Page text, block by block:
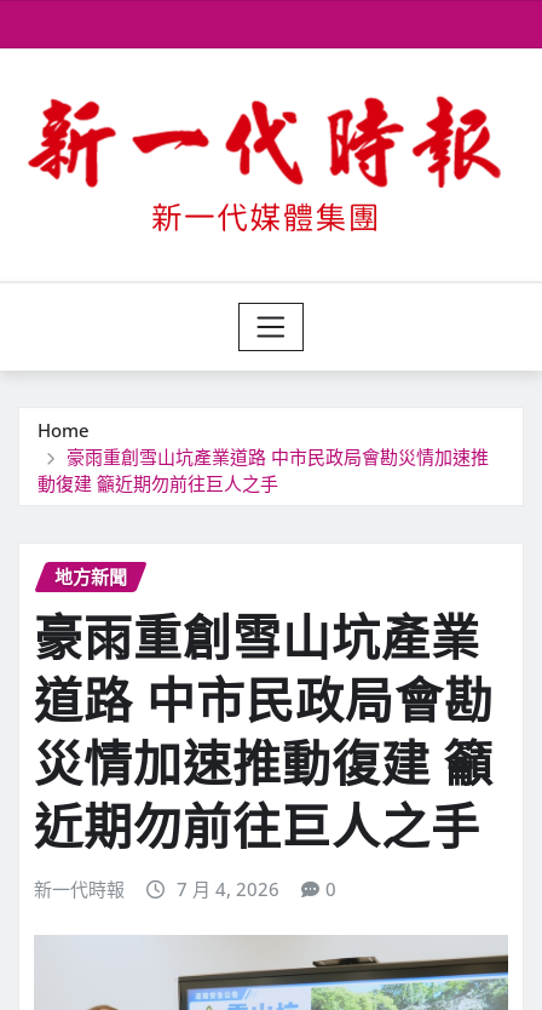
to
Home
豪雨重創雪山坑產業道路 中市民政局會勘災情加速推
動復建 籲近期勿前往巨人之手
地方新聞
豪雨重創雪山坑產業
道路 中市民政局會勘
災情加速推動復建 籲
近期勿前往巨人之手
新一代時報 7 月 4, 2026 0